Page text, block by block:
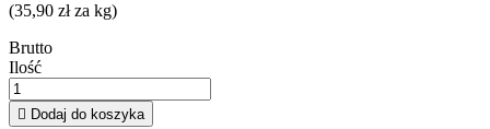
(35,90 zł za kg)
Brutto
Ilość
 Dodaj do koszyka